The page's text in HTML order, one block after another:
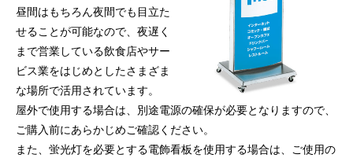
昼間はもちろん夜間でも目立た
せることが可能なので、夜遅く
まで営業している飲食店やサー
ビス業をはじめとしたさまざま
な場所で活用されています。
屋外で使用する場合は、別途電源の確保が必要となりますので、
ご購入前にあらかじめご確認ください。
また、蛍光灯を必要とする電飾看板を使用する場合は、ご使用の